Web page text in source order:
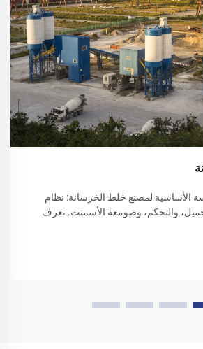
الأساسية لمصنع خلط الخرسانة: نظام
والتحكم، وصومعة الأسمنت. تعرف